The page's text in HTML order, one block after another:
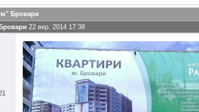
Бровари
22 вер. 2014 17:38